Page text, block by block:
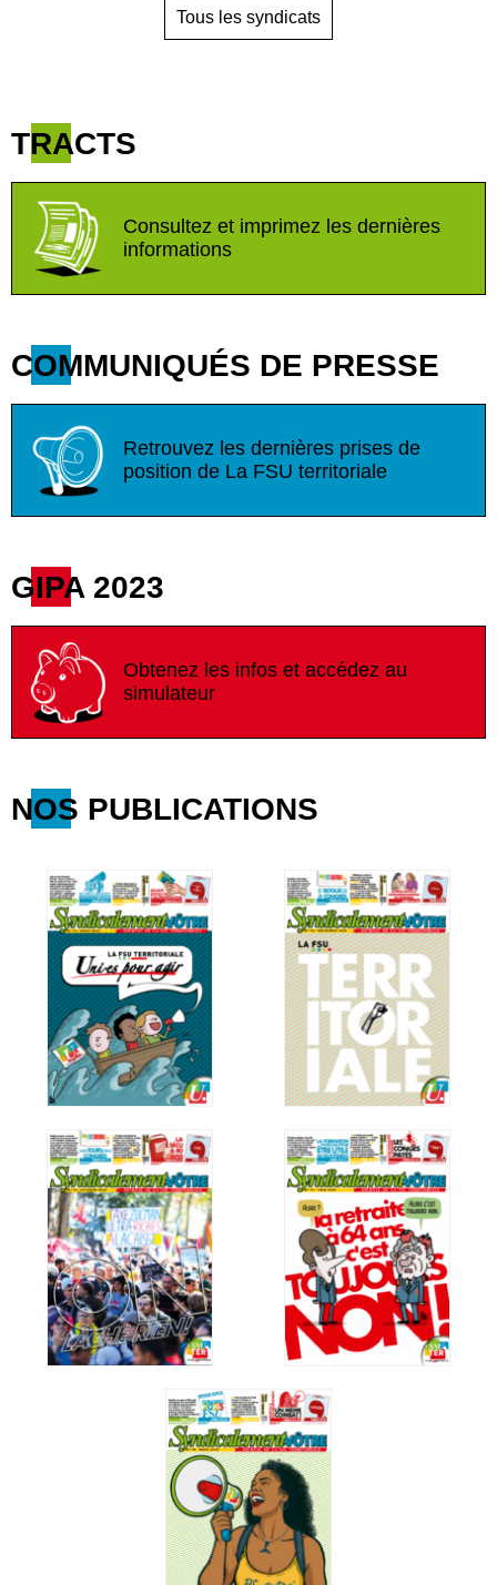
Tous les syndicats
TRACTS
Consultez et imprimez les dernières
informations
COMMUNIQUÉS DE PRESSE
Retrouvez les dernières prises de
position de La FSU territoriale
GIPA 2023
Obtenez les infos et accédez au
simulateur
NOS PUBLICATIONS